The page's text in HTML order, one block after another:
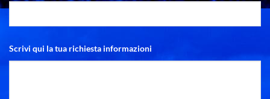
Scrivi qui la tua richiesta informazioni